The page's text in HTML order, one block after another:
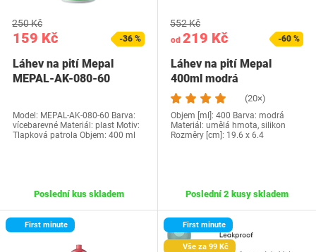
159 Kč
250 Kč
-36 %
Láhev na pití Mepal
MEPAL-AK-080-60
Model: MEPAL-AK-080-60 Barva:
vícebarevné Materiál: plast Motiv:
Tlapková patrola Objem: 400 ml
Poslední kus skladem
od 219 Kč
552 Kč
-60 %
Láhev na pití Mepal
400ml modrá
(20×)
Objem [ml]: 400 Barva: modrá
Materiál: umělá hmota, silikon
Rozměry [cm]: 19.6 x 6.4
Poslední 2 kusy skladem
First minute First minute
Vše za 99 Kč